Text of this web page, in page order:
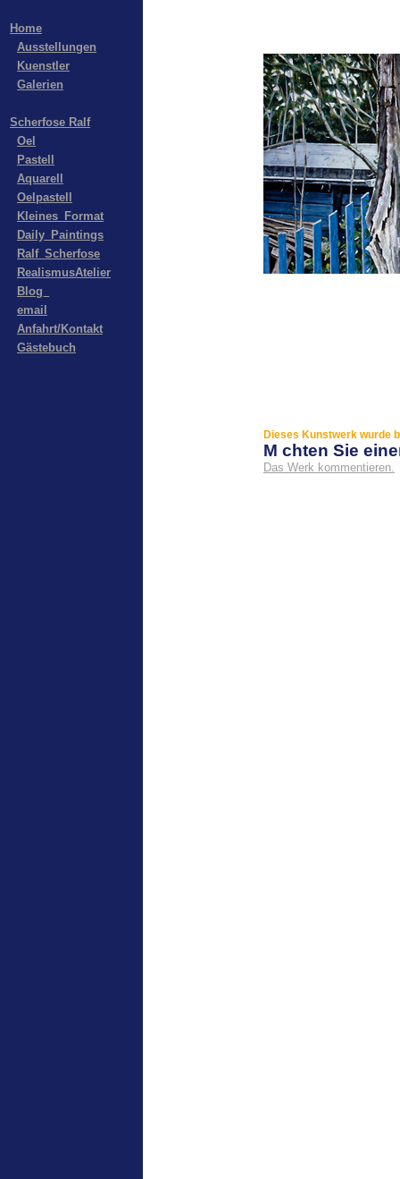
Home
Ausstellungen
Kuenstler
Galerien
Scherfose Ralf
Oel
Pastell
Aquarell
Oelpastell
Kleines_Format
Daily_Paintings
Ralf_Scherfose
RealismusAtelier
Blog_
email
Anfahrt/Kontakt
Gästebuch
Dieses Kunstwerk wurde
M chten Sie
Das Werk kommentieren.